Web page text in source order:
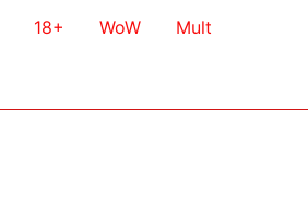
18+ WoW Mult